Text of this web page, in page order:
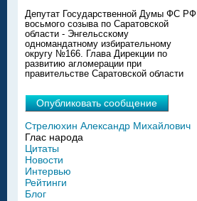
Депутат Государственной Думы ФС РФ
восьмого созыва по Саратовской
области - Энгельсскому
одномандатному избирательному
округу №166. Глава Дирекции по
развитию агломерации при
правительстве Саратовской области
Опубликовать сообщение
Стрелюхин Александр Михайлович
Глас народа
Цитаты
Новости
Интервью
Рейтинги
Блог